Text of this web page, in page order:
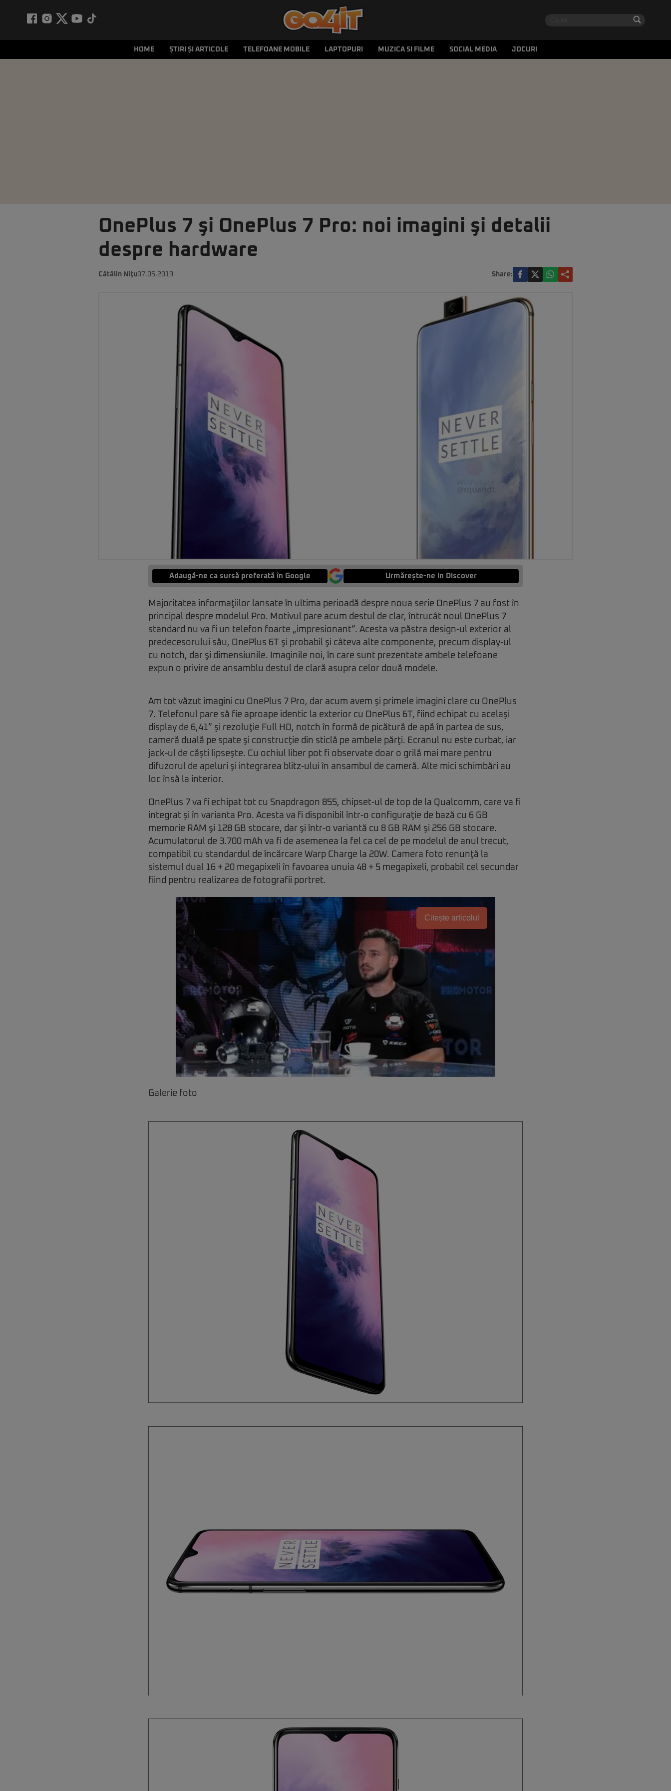
HOME ȘTIRI ȘI ARTICOLE TELEFOANE MOBILE LAPTOPURI MUZICA SI FILME SOCIAL MEDIA JOCURI
OnePlus 7 şi OnePlus 7 Pro: noi imagini şi detalii
despre hardware
Cătălin Niţu07.05.2019 Share:
Adaugă-ne ca sursă preferată în Google Urmărește-ne in Discover
Majoritatea informaţiilor lansate în ultima perioadă despre noua serie OnePlus 7 au fost în
principal despre modelul Pro. Motivul pare acum destul de clar, întrucât noul OnePlus 7
standard nu va fi un telefon foarte „impresionant”. Acesta va păstra design-ul exterior al
predecesorului său, OnePlus 6T şi probabil şi câteva alte componente, precum display-ul
cu notch, dar şi dimensiunile. Imaginile noi, în care sunt prezentate ambele telefoane
expun o privire de ansamblu destul de clară asupra celor două modele.
Am tot văzut imagini cu OnePlus 7 Pro, dar acum avem şi primele imagini clare cu OnePlus
7. Telefonul pare să fie aproape identic la exterior cu OnePlus 6T, fiind echipat cu acelaşi
display de 6,41” şi rezoluţie Full HD, notch în formă de picătură de apă în partea de sus,
cameră duală pe spate şi construcţie din sticlă pe ambele părţi. Ecranul nu este curbat, iar
jack-ul de căşti lipseşte. Cu ochiul liber pot fi observate doar o grilă mai mare pentru
difuzorul de apeluri şi integrarea blitz-ului în ansambul de cameră. Alte mici schimbări au
loc însă la interior.
OnePlus 7 va fi echipat tot cu Snapdragon 855, chipset-ul de top de la Qualcomm, care va fi
integrat şi în varianta Pro. Acesta va fi disponibil într-o configuraţie de bază cu 6 GB
memorie RAM şi 128 GB stocare, dar şi într-o variantă cu 8 GB RAM şi 256 GB stocare.
Acumulatorul de 3.700 mAh va fi de asemenea la fel ca cel de pe modelul de anul trecut,
compatibil cu standardul de încărcare Warp Charge la 20W. Camera foto renunţă la
sistemul dual 16 + 20 megapixeli în favoarea unuia 48 + 5 megapixeli, probabil cel secundar
fiind pentru realizarea de fotografii portret.
Citește articolul
Galerie foto